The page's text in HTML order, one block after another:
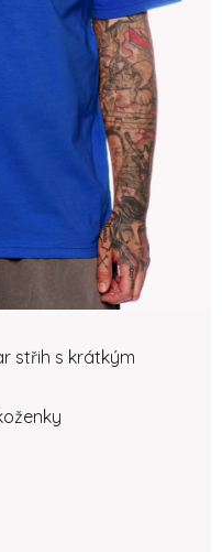
střih s krátkým